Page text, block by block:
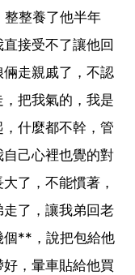
整養了他半年
接受不了讓他回
走親戚了，不認
把我氣的，我是
什麼都不幹，管
己心裡也覺的對
了，不能慣著，
了，讓我弟回老
個**，說把包給他
，暈車貼給他買